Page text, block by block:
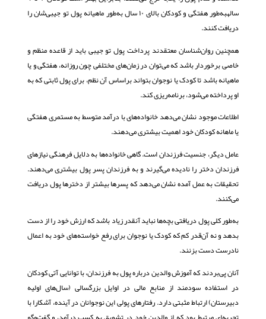
سالهبه‌طور هفتگی و کودکان بالای ۱۰ سال به‌طور ماهیانه پول تو جیبی‌شان را
دریافت کنند.
همچنین روان‌شناسان معتقدند پرداخت پول تو جیبی باید از قاعده منظم و
خاصی برخوردار باشد که می‌توان در زمان‌های مختلفی چون روزانه، هفتگی و یا
ماهیانه باشد تا کودک یا نوجوان بتواند براساس آن نظم، برای پول ثابتی که به
او پرداخته می‌شود، برنامه‌ریزی کند.
اطلاعات موجود نشان می‌دهد خانواده‌های با درآمد متوسط به مستمری هفتگی
یا ماهانه کودکان خود اهمیت بیشتری می‌دهند.
عامل دیگر، جنسیت فرزندان است. گاهی خانواده‌ها به دلایل فرهنگی نیازهای
فرزندان دختر را نادیده می‌گیرند و به فرزندان پسر پول بیشتری می‌دهند.
تحقیقات به عمل آمده نشان می‌دهد که پسرها بیشتر از دخترها پول دریافت
می‌کنند.
به‌طور کلی پول دریافتی بچه‌ها نباید آنقدر زیاد باشد که ارزش خود را از دست
بدهد و نه آن‌قدر کم که کودک یا نوجوان برای رفع خواسته‌های خود به اعمال
نادرست دست بزنند.
آنان پی‌بردند که آموزش والدین درباره پول به فرزندان، با توانایی آتی کودکان
در استفاده سودمند از منابع مالی در اوایل بزرگسالی (سال‌های اولیه
دبیرستان) ارتباط مثبتی دارد. رفتارهای پولی این نوجوانان در آینده، آشکارا با